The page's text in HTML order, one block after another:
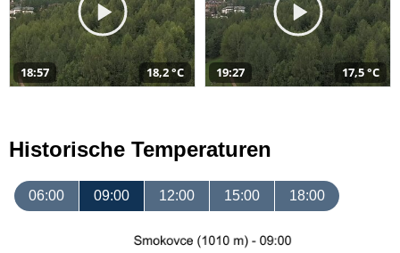
18:57 18,2 °C 19:27 17,5 °C
Historische Temperaturen
06:00 09:00 12:00 15:00 18:00